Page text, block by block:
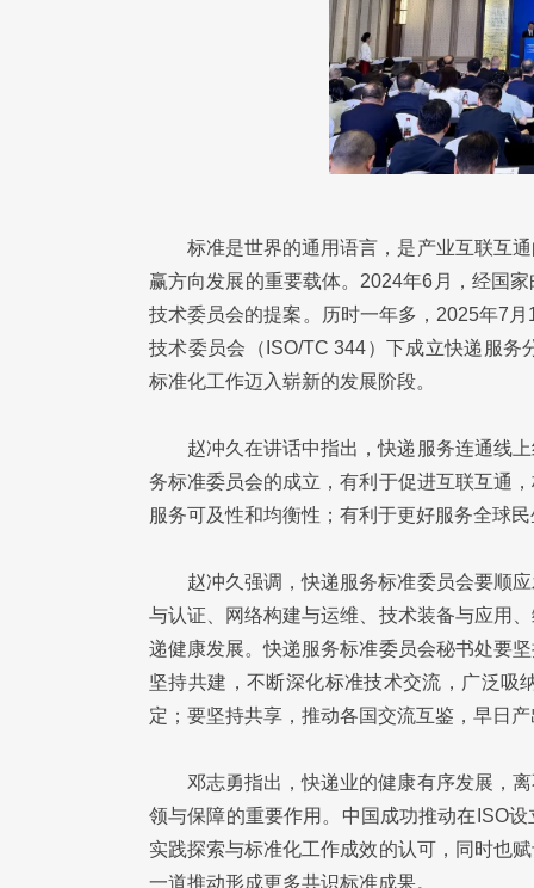
标准是世界的通用语言，是产业互联互
赢方向发展的重要载体。2024年6月，经国
技术委员会的提案。历时一年多，2025年7
技术委员会（ISO/TC 344）下成立快递服
标准化工作迈入崭新的发展阶段。
赵冲久在讲话中指出，快递服务连通线
务标准委员会的成立，有利于促进互联互通
服务可及性和均衡性；有利于更好服务全球
赵冲久强调，快递服务标准委员会要顺
与认证、网络构建与运维、技术装备与应用
递健康发展。快递服务标准委员会秘书处要
坚持共建，不断深化标准技术交流，广泛吸
定；要坚持共享，推动各国交流互鉴，早日
邓志勇指出，快递业的健康有序发展，
领与保障的重要作用。中国成功推动在ISO
实践探索与标准化工作成效的认可，同时也
一道推动形成更多共识标准成果。